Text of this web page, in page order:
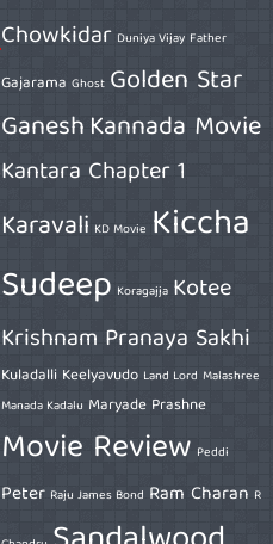
Chowkidar Duniya Vijay Father
Gajarama Ghost Golden Star
GaneshKannada Movie
Kantara Chapter 1
Karavali KD Movie Kiccha
Sudeep Koragajja Kotee
Krishnam Pranaya Sakhi
Kuladalli Keelyavudo Land Lord Malashree
Manada Kadalu Maryade Prashne
Movie Review Peddi
Peter Raju James Bond Ram Charan R